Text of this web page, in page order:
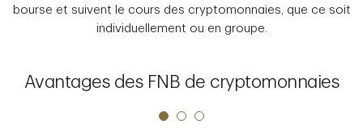
bourse et suivent le cours des cryptomonnaies, que ce soit
individuellement ou en groupe.
Avantages des FNB de cryptomonnaies